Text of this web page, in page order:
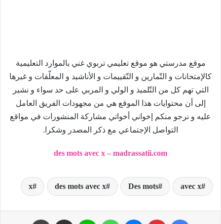
موقع مدرستي هو موقع تعليمي تربوي غني بالموارد التعليمية
كالإمتحانات و التّمارين و التّقييمات و الأناشيد و المعلّقات و غيرها
التي تهم كل من التّلميذ و الولي و المربي على حد سواء و نشير
إلى أن محتوايات هذا الموقع هي من مجهودات الفريق العامل
عليه و نرجو منكم إخواني أخواتي مشاركة المنشورات في مواقع
التواصل الإجتماعي مع ذكر المصدر وشكرا.
des mots avec x – madrassatii.com
avec x
Des mots
des mots avec x
x